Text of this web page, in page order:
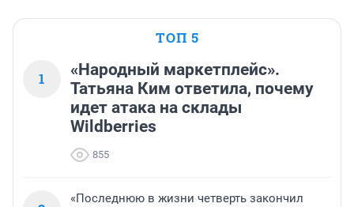
ТОП 5
1
«Народный маркетплейс».
Татьяна Ким ответила, почему
идет атака на склады
Wildberries
855
«Последнюю в жизни четверть закончил